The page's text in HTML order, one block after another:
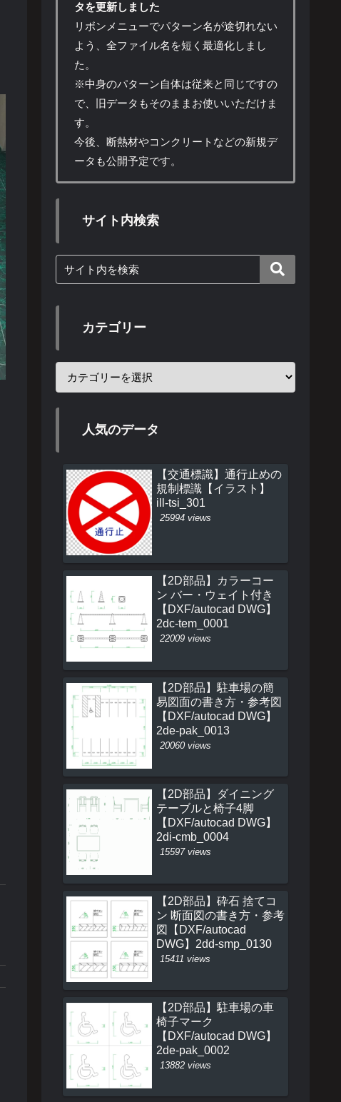
タを更新しました
リボンメニューでパターン名が途切れない
よう、全ファイル名を短く最適化しまし
た。
※中身のパターン自体は従来と同じですの
で、旧データもそのままお使いいただけま
す。
今後、断熱材やコンクリートなどの新規デ
ータも公開予定です。
サイト内検索
カテゴリー
人気のデータ
【交通標識】通行止めの
規制標識【イラスト】
ill-tsi_301
25994 views
【2D部品】カラーコー
ン バー・ウェイト付き
【DXF/autocad DWG】
2dc-tem_0001
22009 views
【2D部品】駐車場の簡
易図面の書き方・参考図
【DXF/autocad DWG】
2de-pak_0013
20060 views
【2D部品】ダイニング
テーブルと椅子4脚
【DXF/autocad DWG】
2di-cmb_0004
15597 views
【2D部品】砕石 捨てコ
ン 断面図の書き方・参考
図【DXF/autocad
DWG】2dd-smp_0130
15411 views
【2D部品】駐車場の車
椅子マーク
【DXF/autocad DWG】
2de-pak_0002
13882 views